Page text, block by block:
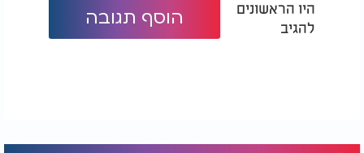
היו הראשונים
להגיב
הוסף תגובה